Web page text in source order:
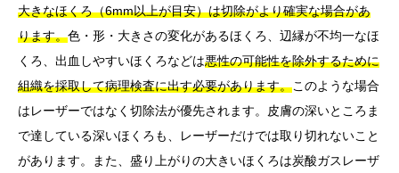
大きなほくろ（6mm以上が目安）は切除がより確実な場合があ
ります。色・形・大きさの変化があるほくろ、辺縁が不均一なほ
くろ、出血しやすいほくろなどは悪性の可能性を除外するために
組織を採取して病理検査に出す必要があります。このような場合
はレーザーではなく切除法が優先されます。皮膚の深いところま
で達している深いほくろも、レーザーだけでは取り切れないこと
があります。また、盛り上がりの大きいほくろは炭酸ガスレーザ